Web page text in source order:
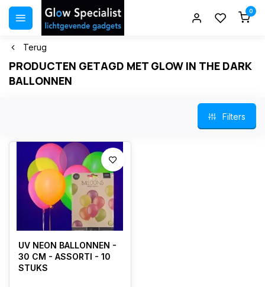
0
Terug
PRODUCTEN GETAGD MET GLOW IN THE DARK
BALLONNEN
Filters
UV NEON BALLONNEN -
30 CM - ASSORTI - 10
STUKS